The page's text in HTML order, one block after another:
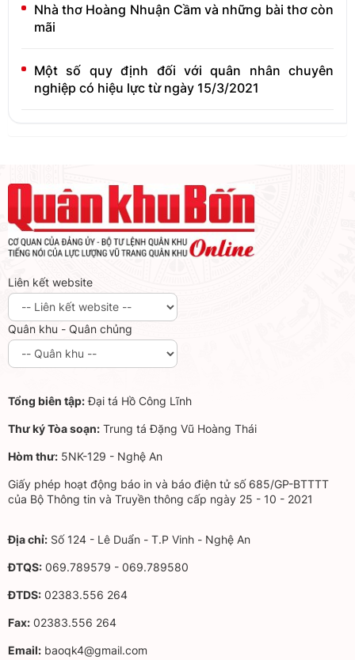
Nhà thơ Hoàng Nhuận Cầm và những bài thơ còn
mãi
Một số quy định đối với quân nhân chuyên
nghiệp có hiệu lực từ ngày 15/3/2021
Liên kết website
Quân khu - Quân chủng
Tổng biên tập:Đại tá Hồ Công Lĩnh
Thư ký Tòa soạn: Trung tá Đặng Vũ Hoàng Thái
Hòm thư: 5NK-129 - Nghệ An
Giấy phép hoạt động báo in và báo điện tử số 685/GP-BTTTT
của Bộ Thông tin và Truyền thông cấp ngày 25 - 10 - 2021
Địa chỉ: Số 124 - Lê Duẩn - T.P Vinh - Nghệ An
ĐTQS: 069.789579 - 069.789580
ĐTDS: 02383.556 264
Fax: 02383.556 264
Email: baoqk4@gmail.com